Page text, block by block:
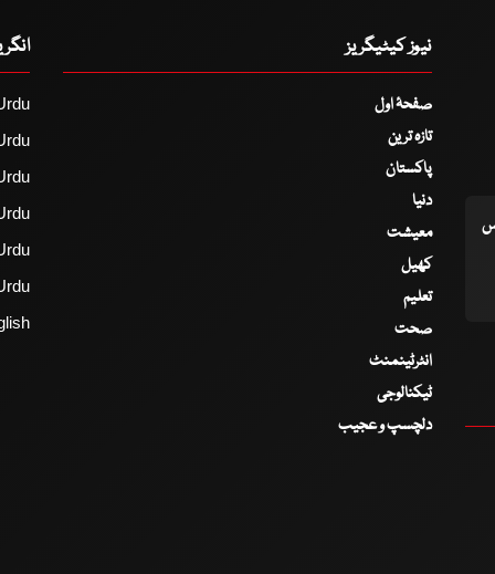
نیوز کیٹیگریز
صفحۂ اول
تازہ ترین
پاکستان
دنیا
معیشت
کھیل
تعلیم
صحت
انٹرٹینمنٹ
ٹیکنالوجی
دلچسپ و عجیب